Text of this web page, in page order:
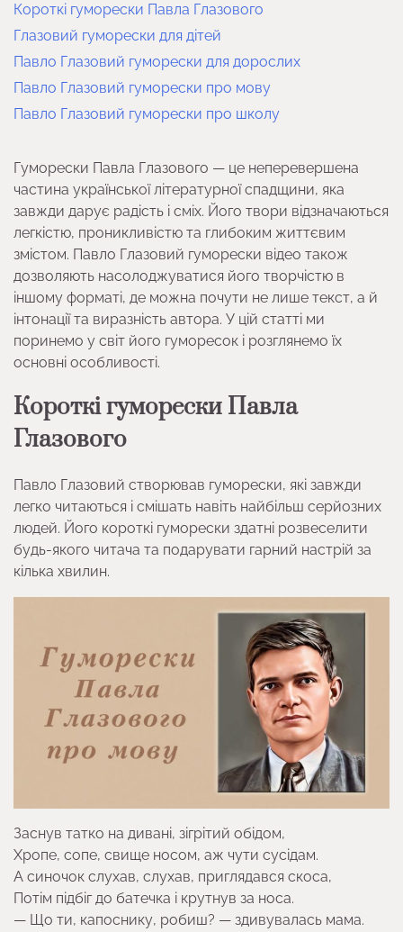
Короткі гуморески Павла Глазового
Глазовий гуморески для дітей
Павло Глазовий гуморески для дорослих
Павло Глазовий гуморески про мову
Павло Глазовий гуморески про школу
Гуморески Павла Глазового — це неперевершена
частина української літературної спадщини, яка
завжди дарує радість і сміх. Його твори відзначаються
легкістю, проникливістю та глибоким життєвим
змістом. Павло Глазовий гуморески відео також
дозволяють насолоджуватися його творчістю в
іншому форматі, де можна почути не лише текст, а й
інтонації та виразність автора. У цій статті ми
поринемо у світ його гуморесок і розглянемо їх
основні особливості.
Короткі гуморески Павла
Глазового
Павло Глазовий створював гуморески, які завжди
легко читаються і смішать навіть найбільш серйозних
людей. Його короткі гуморески здатні розвеселити
будь-якого читача та подарувати гарний настрій за
кілька хвилин.
Заснув татко на дивані, зігрітий обідом,
Хропе, сопе, свище носом, аж чути сусідам.
А синочок слухав, слухав, приглядався скоса,
Потім підбіг до батечка і крутнув за носа.
— Що ти, капоснику, робиш? — здивувалась мама.